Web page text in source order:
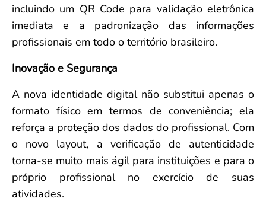
incluindo um QR Code para validação eletrônica
imediata e a padronização das informações
profissionais em todo o território brasileiro.
Inovação e Segurança
A nova identidade digital não substitui apenas o
formato físico em termos de conveniência; ela
reforça a proteção dos dados do profissional. Com
o novo layout, a verificação de autenticidade
torna-se muito mais ágil para instituições e para o
próprio profissional no exercício de suas
atividades.